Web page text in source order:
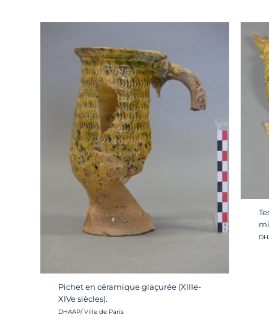
Pichet en céramique glaçurée (XIIIe-
XIVe siècles).
Crédit photo :
DHAAP/ Ville de Paris